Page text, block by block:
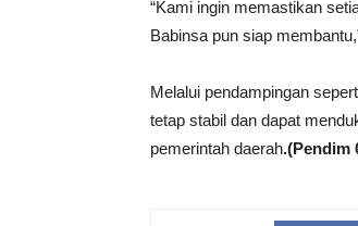
“Kami ingin memastikan
Babinsa pun siap
Melalui pendampingan
tetap stabil dan dapat
pemerintah daerah.(Pendim